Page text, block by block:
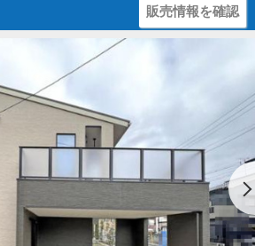
販売情報を確認